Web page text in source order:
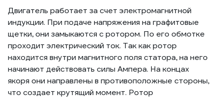
Двигатель работает за счет электромагнитной
индукции. При подаче напряжения на графитовые
щетки, они замыкаются с ротором. По его обмотке
проходит электрический ток. Так как ротор
находится внутри магнитного поля статора, на него
начинают действовать силы Ампера. На концах
якоря они направлены в противоположные стороны,
что создает крутящий момент. Ротор